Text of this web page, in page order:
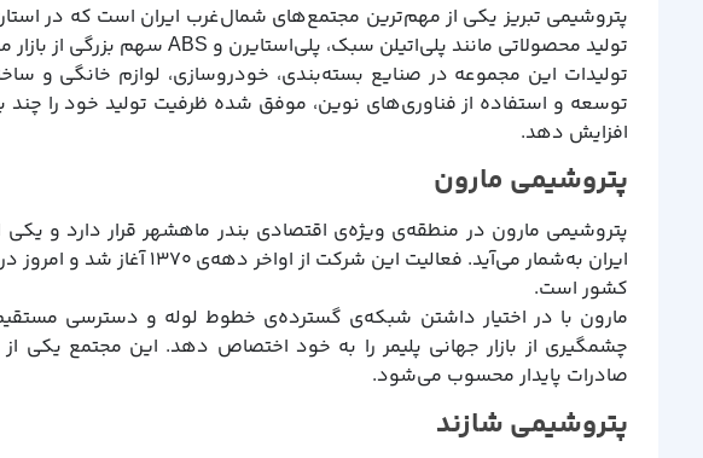
پتروشیمی تبریز یکی از مهم‌ترین مجتمع‌های شمال‌غرب ایران است که در
تولید محصولاتی مانند پلی‌اتیلن سبک، پلی‌استایرن و ABS سهم بزرگی از بازار مواد پلیمری کشور را در اختیار دارد.
تولیدات این مجموعه در صنایع بسته‌بندی، خودروسازی، لوازم خانگی و
توسعه و استفاده از فناوری‌های نوین، موفق شده ظرفیت تولید خود را چند
افزایش دهد.
پتروشیمی مارون
پتروشیمی مارون در منطقه‌ی ویژه‌ی اقتصادی بندر ماهشهر قرار دارد و یکی
ایران به‌شمار می‌آید. فعالیت این
کشور است.
مارون با در اختیار داشتن شبکه‌ی گسترده‌ی خطوط لوله و دسترسی
چشمگیری از بازار جهانی پلیمر را به خود اختصاص دهد. این مجتمع یکی
صادرات پایدار محسوب می‌شود.
پتروشیمی شازند